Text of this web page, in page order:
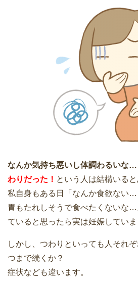
なんか気持ち悪いし体調わるいな…
わりだった！ という人は結構いると
私自身もある日「なんか食欲ない
胃もたれしそうで食べたくないな
ていると思ったら実は妊娠してい
しかし、つわりといっても人それ
つまで続くか？
症状なども違います。